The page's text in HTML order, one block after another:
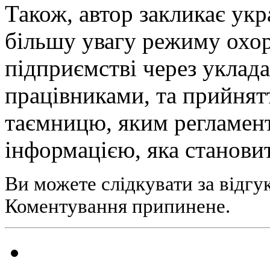
Також, автор закликає
більшу увагу режиму
підприємстві через
працівниками, та
таємницю, яким
інформацією, яка
Ви можете слідкувати за
Коментування припинене.